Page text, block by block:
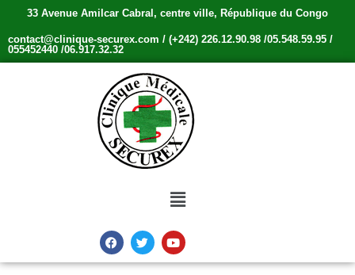
33 Avenue Amilcar Cabral, centre ville, République du Congo
contact@clinique-securex.com / (+242) 226.12.90.98 /05.548.59.95 /
055452440 /06.917.32.32